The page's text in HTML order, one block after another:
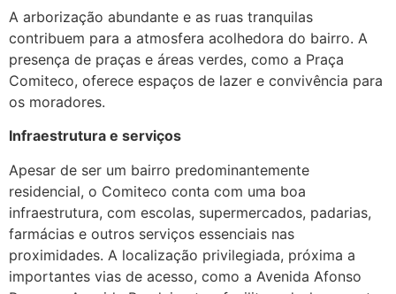
A arborização abundante e as ruas tranquilas
contribuem para a atmosfera acolhedora do bairro. A
presença de praças e áreas verdes, como a Praça
Comiteco, oferece espaços de lazer e convivência para
os moradores.
Infraestrutura e serviços
Apesar de ser um bairro predominantemente
residencial, o Comiteco conta com uma boa
infraestrutura, com escolas, supermercados, padarias,
farmácias e outros serviços essenciais nas
proximidades. A localização privilegiada, próxima a
importantes vias de acesso, como a Avenida Afonso